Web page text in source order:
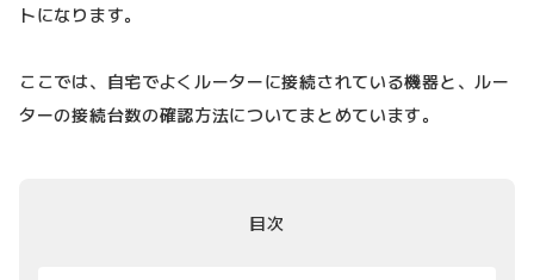
トになります。
ここでは、自宅でよくルーターに接続されている機器と、ルー
ターの接続台数の確認方法についてまとめています。
目次